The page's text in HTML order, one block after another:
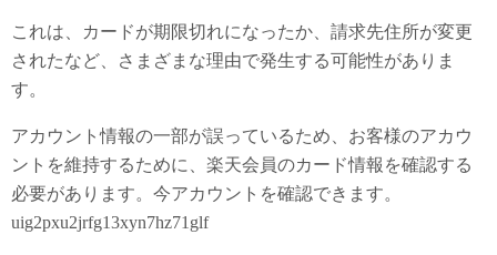
これは、カードが期限切れになったか、請求先住所が変更
されたなど、さまざまな理由で発生する可能性がありま
す。
アカウント情報の一部が誤っているため、お客様のアカウ
ントを維持するために、楽天会員のカード情報を確認する
必要があります。今アカウントを確認できます。
uig2pxu2jrfg13xyn7hz71glf